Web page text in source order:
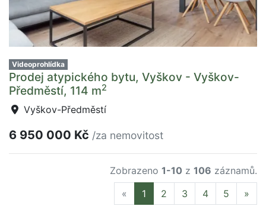
Videoprohlídka
Prodej atypického bytu, Vyškov - Vyškov-
Předměstí, 114 m2
Vyškov-Předměstí
6 950 000 Kč /za nemovitost
Zobrazeno 1-10 z 106 záznamů.
« Previous
1 2 3 4 5 »